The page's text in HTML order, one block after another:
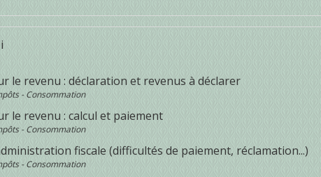
le revenu : déclaration et revenus à déclarer
- Consommation
le revenu : calcul et paiement
- Consommation
fiscale (difficultés de paiement, réclamation...)
- Consommation